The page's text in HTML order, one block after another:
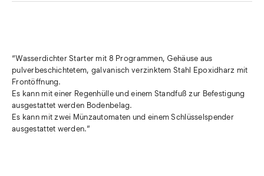
“Wasserdichter Starter mit 8 Programmen, Gehäuse aus
pulverbeschichtetem, galvanisch verzinktem Stahl Epoxidharz mit
Frontöffnung.
Es kann mit einer Regenhülle und einem Standfuß zur Befestigung
ausgestattet werden Bodenbelag.
Es kann mit zwei Münzautomaten und einem Schlüsselspender
ausgestattet werden.”